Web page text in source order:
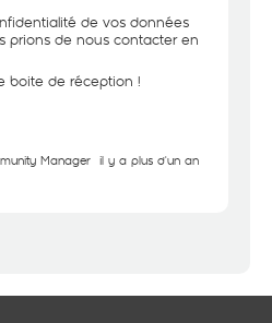
de vos données
prions de nous contacter en
boite de réception !
Manager il y a plus d'un an